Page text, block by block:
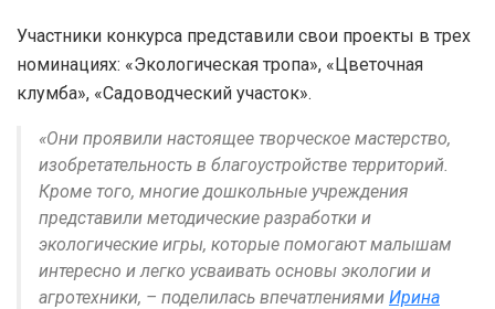
Участники конкурса представили свои проекты в трех
номинациях: «Экологическая тропа», «Цветочная
клумба», «Садоводческий участок».
«Они проявили настоящее творческое мастерство,
изобретательность в благоустройстве территорий.
Кроме того, многие дошкольные учреждения
представили методические разработки и
экологические игры, которые помогают малышам
интересно и легко усваивать основы экологии и
агротехники, – поделилась впечатлениями Ирина